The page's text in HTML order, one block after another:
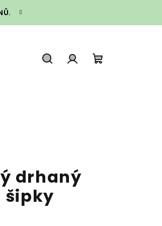
drhaný
šipky